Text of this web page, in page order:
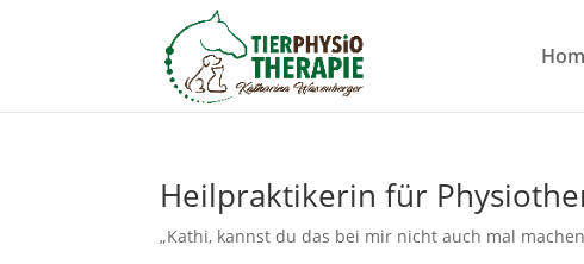
Heilpraktikerin für
„Kathi, kannst du das bei mir nicht auch mal